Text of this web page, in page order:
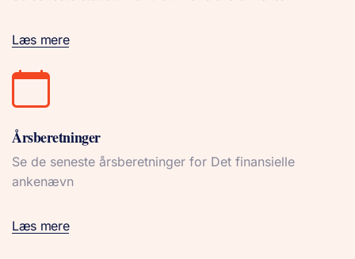
Læs mere
Årsberetninger
Se de seneste årsberetninger for Det finansielle
ankenævn
Læs mere